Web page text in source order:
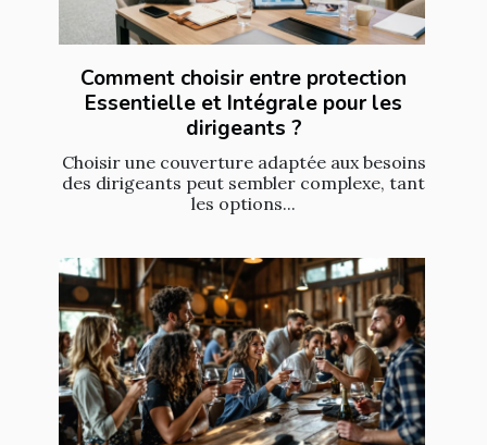
Comment choisir entre protection
Essentielle et Intégrale pour les
dirigeants ?
Choisir une couverture adaptée aux besoins
des dirigeants peut sembler complexe, tant
les options...